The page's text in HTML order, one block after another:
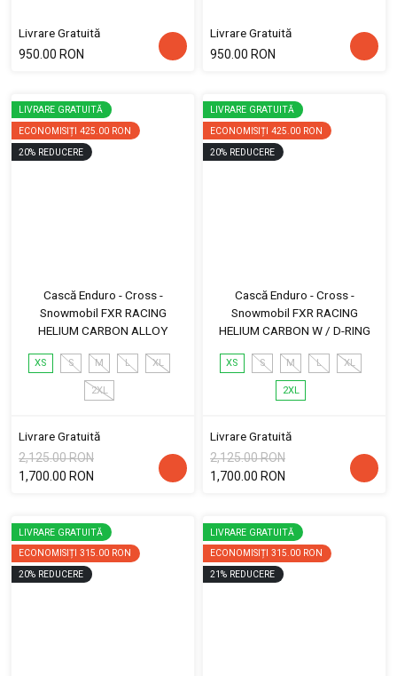
Livrare Gratuită
950.00 RON
Livrare Gratuită
950.00 RON
LIVRARE GRATUITĂ
ECONOMISIȚI 425.00 RON
20% REDUCERE
Cască Enduro - Cross -
Snowmobil FXR RACING
HELIUM CARBON ALLOY
XS S M L XL
2XL
Livrare Gratuită
2,125.00 RON
1,700.00 RON
LIVRARE GRATUITĂ
ECONOMISIȚI 425.00 RON
20% REDUCERE
Cască Enduro - Cross -
Snowmobil FXR RACING
HELIUM CARBON W / D-RING
XS S M L XL
2XL
Livrare Gratuită
2,125.00 RON
1,700.00 RON
LIVRARE GRATUITĂ
ECONOMISIȚI 315.00 RON
20% REDUCERE
LIVRARE GRATUITĂ
ECONOMISIȚI 315.00 RON
21% REDUCERE